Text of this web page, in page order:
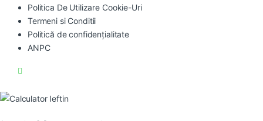
Politica De Utilizare Cookie-Uri
Termeni si Conditii
Politică de confidențialitate
ANPC